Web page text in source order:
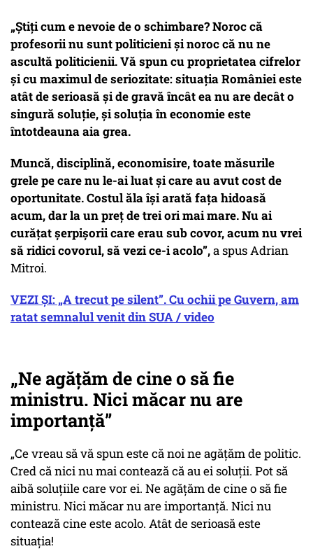
„Știți cum e nevoie de o schimbare? Noroc că
profesorii nu sunt politicieni și noroc că nu ne
ascultă politicienii. Vă spun cu proprietatea cifrelor
și cu maximul de seriozitate: situația României este
atât de serioasă și de gravă încât ea nu are decât o
singură soluție, și soluția în economie este
întotdeauna aia grea.
Muncă, disciplină, economisire, toate măsurile
grele pe care nu le-ai luat și care au avut cost de
oportunitate. Costul ăla își arată fața hidoasă
acum, dar la un preț de trei ori mai mare. Nu ai
curățat șerpișorii care erau sub covor, acum nu vrei
să ridici covorul, să vezi ce-i acolo”,a spus Adrian
Mitroi.
VEZI ȘI: „A trecut pe silent”. Cu ochii pe Guvern, am
ratat semnalul venit din SUA / video
„Ne agățăm de cine o să fie
ministru. Nici măcar nu are
importanță”
„Ce vreau să vă spun este că noi ne agățăm de politic.
Cred că nici nu mai contează că au ei soluții. Pot să
aibă soluțiile care vor ei. Ne agățăm de cine o să fie
ministru. Nici măcar nu are importanță. Nici nu
contează cine este acolo. Atât de serioasă este
situația!